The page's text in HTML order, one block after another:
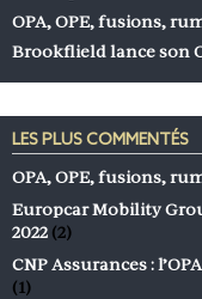
OPA, OPE, fusions,
Brookflield lance son
LES PLUS COMMENTÉS
OPA, OPE, fusions,
Europcar Mobility
2022 (2)
CNP Assurances :
(1)